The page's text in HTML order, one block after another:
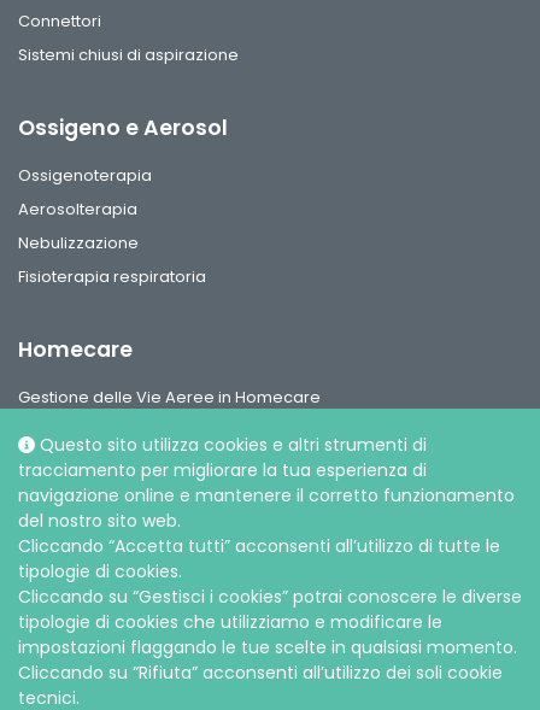
Questo sito utilizza cookies e altri strumenti di
tracciamento per migliorare la tua esperienza di
navigazione online e mantenere il corretto funzionamento
del nostro sito web.
Cliccando “Accetta tutti” acconsenti all’utilizzo di tutte le
tipologie di cookies.
Cliccando su “Gestisci i cookies” potrai conoscere le diverse
tipologie di cookies che utilizziamo e modificare le
impostazioni flaggando le tue scelte in qualsiasi momento.
Cliccando su “Rifiuta” acconsenti all’utilizzo dei soli cookie
tecnici.
Connettori
Sistemi chiusi di aspirazione
Ossigeno e Aerosol
Ossigenoterapia
Aerosolterapia
Nebulizzazione
Fisioterapia respiratoria
Homecare
Gestione delle Vie Aeree in Homecare
Gamma Ossigeno & Aerosol Terapia Home Care
Social media